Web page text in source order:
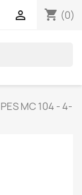
shopping_cart (0)

MC 104 - 4-